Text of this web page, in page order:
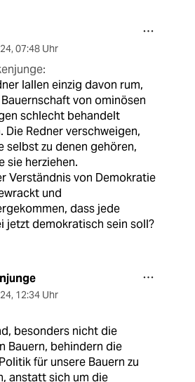
, 07:48 Uhr
lallen einzig davon rum,
von ominösen
schlecht behandelt
Die Redner verschweigen,
selbst zu denen gehören,
sie herziehen.
Verständnis von Demokratie
und
dass jede
jetzt demokratisch sein soll?
, 12:34 Uhr
besonders nicht die
Bauern, behindern die
für unsere Bauern zu
anstatt sich um die